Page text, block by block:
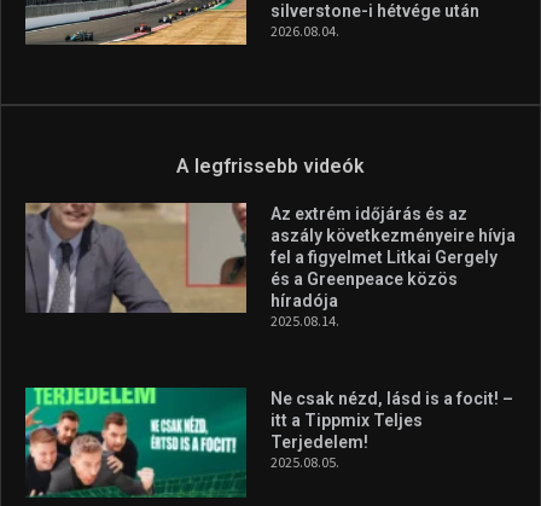
silverstone-i hétvége után
2026.08.04.
A legfrissebb videók
Az extrém időjárás és az
aszály következményeire hívja
fel a figyelmet Litkai Gergely
és a Greenpeace közös
híradója
2025.08.14.
Ne csak nézd, lásd is a focit! –
itt a Tippmix Teljes
Terjedelem!
2025.08.05.